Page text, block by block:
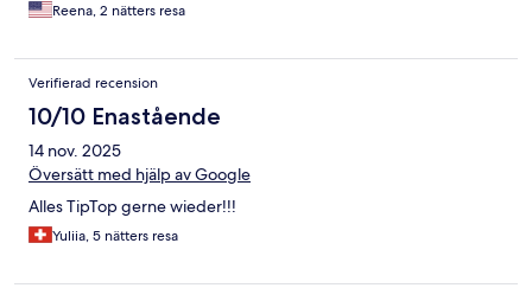
Reena, 2 nätters resa
Verifierad recension
10/10 Enastående
14 nov. 2025
Översätt med hjälp av Google
Alles TipTop gerne wieder!!!
Yuliia, 5 nätters resa